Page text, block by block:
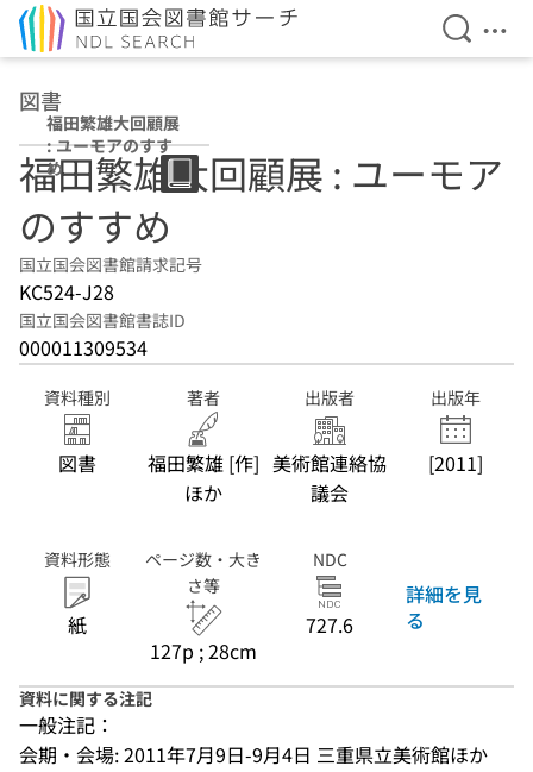
検索を
メ
図書
福田繁雄大回顧展
: ユーモアのすす
め
福田繁雄大回顧展 : ユーモア
のすすめ
国立国会図書館請求記号
KC524-J28
国立国会図書館書誌ID
000011309534
資料種別
図書
著者
福田繁雄 [作]
ほか
出版者
美術館連絡協
議会
出版年
[2011]
資料形態
紙
ページ数・大き
さ等
127p ; 28cm
NDC
727.6
詳細を見
る
資料に関する注記
一般注記：
会期・会場: 2011年7月9日-9月4日 三重県立美術館ほか